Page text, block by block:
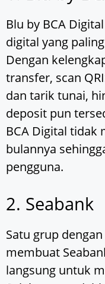
Blu by BCA
digital yang
Dengan
transfer, scan
dan tarik tunai,
deposit pun
BCA Digital tidak
bulannya
pengguna.
2. Seabank
Satu grup
membuat
langsung untuk